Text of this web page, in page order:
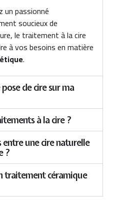
passionné
soucieux de
le traitement à la cire
à vos besoins en matière
.
de cire sur ma
à la cire ?
une cire naturelle
?
traitement céramique